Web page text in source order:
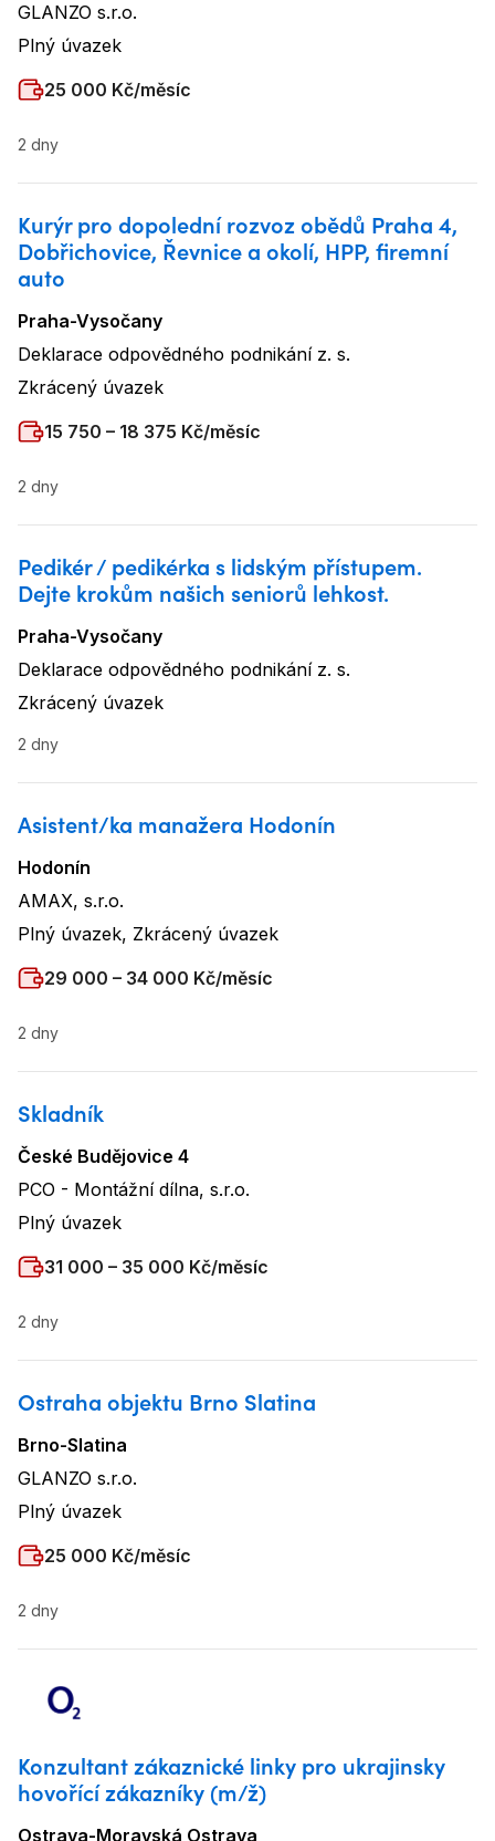
Název firmy:
GLANZO s.r.o.
Typ úvazku:
Plný úvazek
Plat:
25 000 Kč/měsíc
2 dny
Kurýr pro dopolední rozvoz obědů Praha 4,
Dobřichovice, Řevnice a okolí, HPP, firemní
auto
Lokalita
Praha-Vysočany
Název firmy
Deklarace odpovědného podnikání z. s.
Typ úvazku :
Zkrácený úvazek
Plat:
15 750 – 18 375 Kč/měsíc
2 dny
Pedikér / pedikérka s lidským přístupem.
Dejte krokům našich seniorů lehkost.
Lokalita
Praha-Vysočany
Název firmy
Deklarace odpovědného podnikání z. s.
Typ úvazku :
Zkrácený úvazek
2 dny
Asistent/ka manažera Hodonín
Lokalita :
Hodonín
Název firmy:
AMAX, s.r.o.
Typ úvazku:
Plný úvazek, Zkrácený úvazek
Plat:
29 000 – 34 000 Kč/měsíc
2 dny
Skladník
Lokalita
České Budějovice 4
Název firmy:
PCO - Montážní dílna, s.r.o.
Typ úvazku:
Plný úvazek
Plat:
31 000 – 35 000 Kč/měsíc
2 dny
Ostraha objektu Brno Slatina
Lokalita:
Brno-Slatina
Název firmy:
GLANZO s.r.o.
Typ úvazku:
Plný úvazek
Plat:
25 000 Kč/měsíc
2 dny
Konzultant zákaznické linky pro ukrajinsky
hovořící zákazníky (m/ž)
Ostrava-Moravská Ostrava